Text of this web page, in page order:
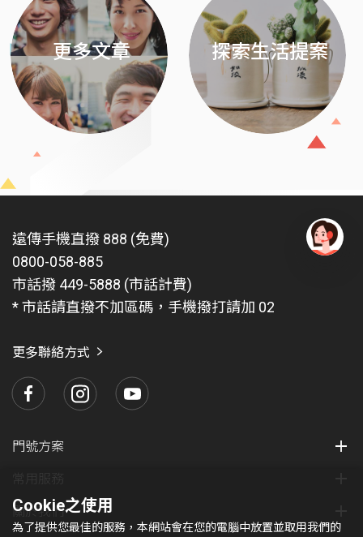
更多文章 探索生活提案
遠傳手機直撥 888 (免費)
0800-058-885
市話撥 449-5888 (市話計費)
* 市話請直撥不加區碼，手機撥打請加 02
更多聯絡方式
門號方案
關於我們
Cookie之使用
為了提供您最佳的服務，本網站會在您的電腦中放置並取用我們的